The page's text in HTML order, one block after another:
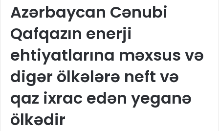
Azərbaycan Cənubi
Qafqazın enerji
ehtiyatlarına məxsus və
digər ölkələrə neft və
qaz ixrac edən yeganə
ölkədir